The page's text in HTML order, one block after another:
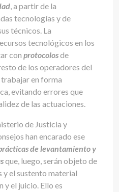
, a partir de la
tecnologías y de
técnicos. La
tecnológicos en los
con protocolosde
de los operadores del
en forma
evitando errores que
de las actuaciones.
de Justicia y
han encarado ese
de levantamiento y
que, luego, serán objeto de
y el sustento material
y el juicio. Ello es